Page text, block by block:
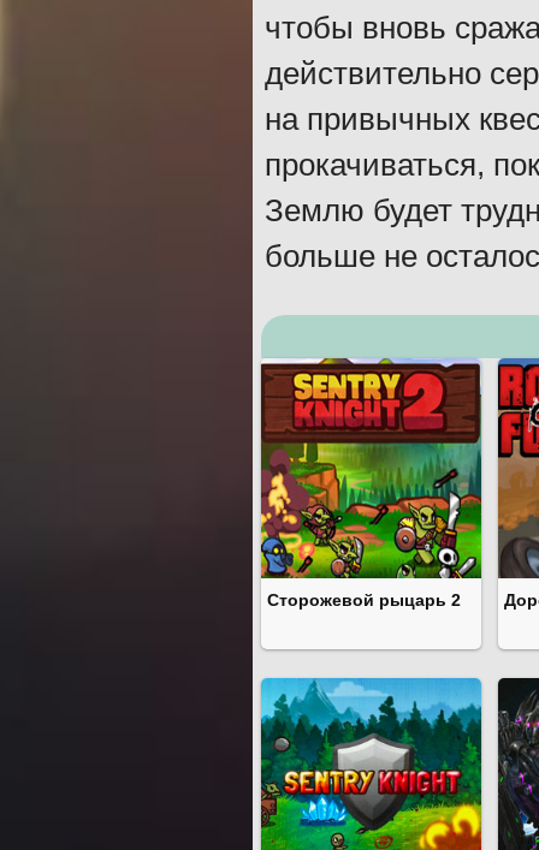
чтобы вновь
действительно
на привычных
прокачиваться,
Землю будет
больше не
Сторожевой рыцарь 2